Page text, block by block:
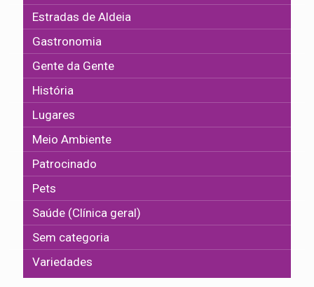
Estradas de Aldeia
Gastronomia
Gente da Gente
História
Lugares
Meio Ambiente
Patrocinado
Pets
Saúde (Clínica geral)
Sem categoria
Variedades